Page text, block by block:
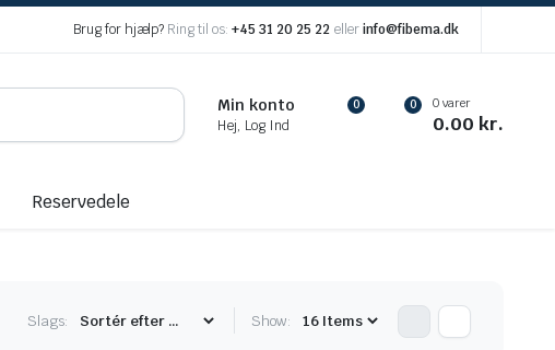
Brug for hjælp? Ring til os: +45 31 20 25 22 eller info@fibema.dk
Min konto
Hej, Log Ind
0 0 0 varer
0.00 kr.
Reservedele
Slags: Show: